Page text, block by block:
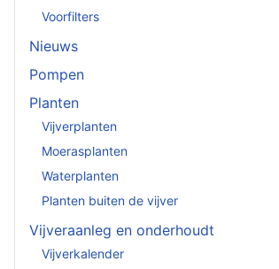
Voorfilters
Nieuws
Pompen
Planten
Vijverplanten
Moerasplanten
Waterplanten
Planten buiten de vijver
Vijveraanleg en onderhoudt
Vijverkalender